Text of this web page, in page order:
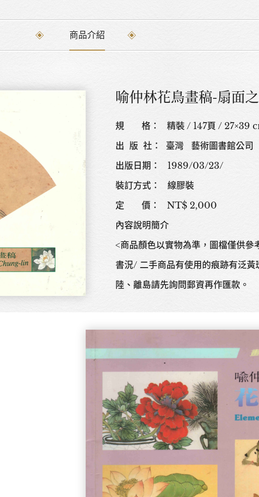
商品介紹
喻仲林花鳥畫稿-扇面
規 格： 精裝 / 147頁 / 27×39
出 版 社： 臺灣 藝術圖書館公司
出版日期： 1989/03/23/
裝訂方式： 線膠裝
定 價： NT$ 2,000
內容說明簡介
<商品顏色以實物為準，圖檔僅供參
書況/ 二手商品有使用的痕跡有泛
陸、離島請先詢問郵資再作匯款。